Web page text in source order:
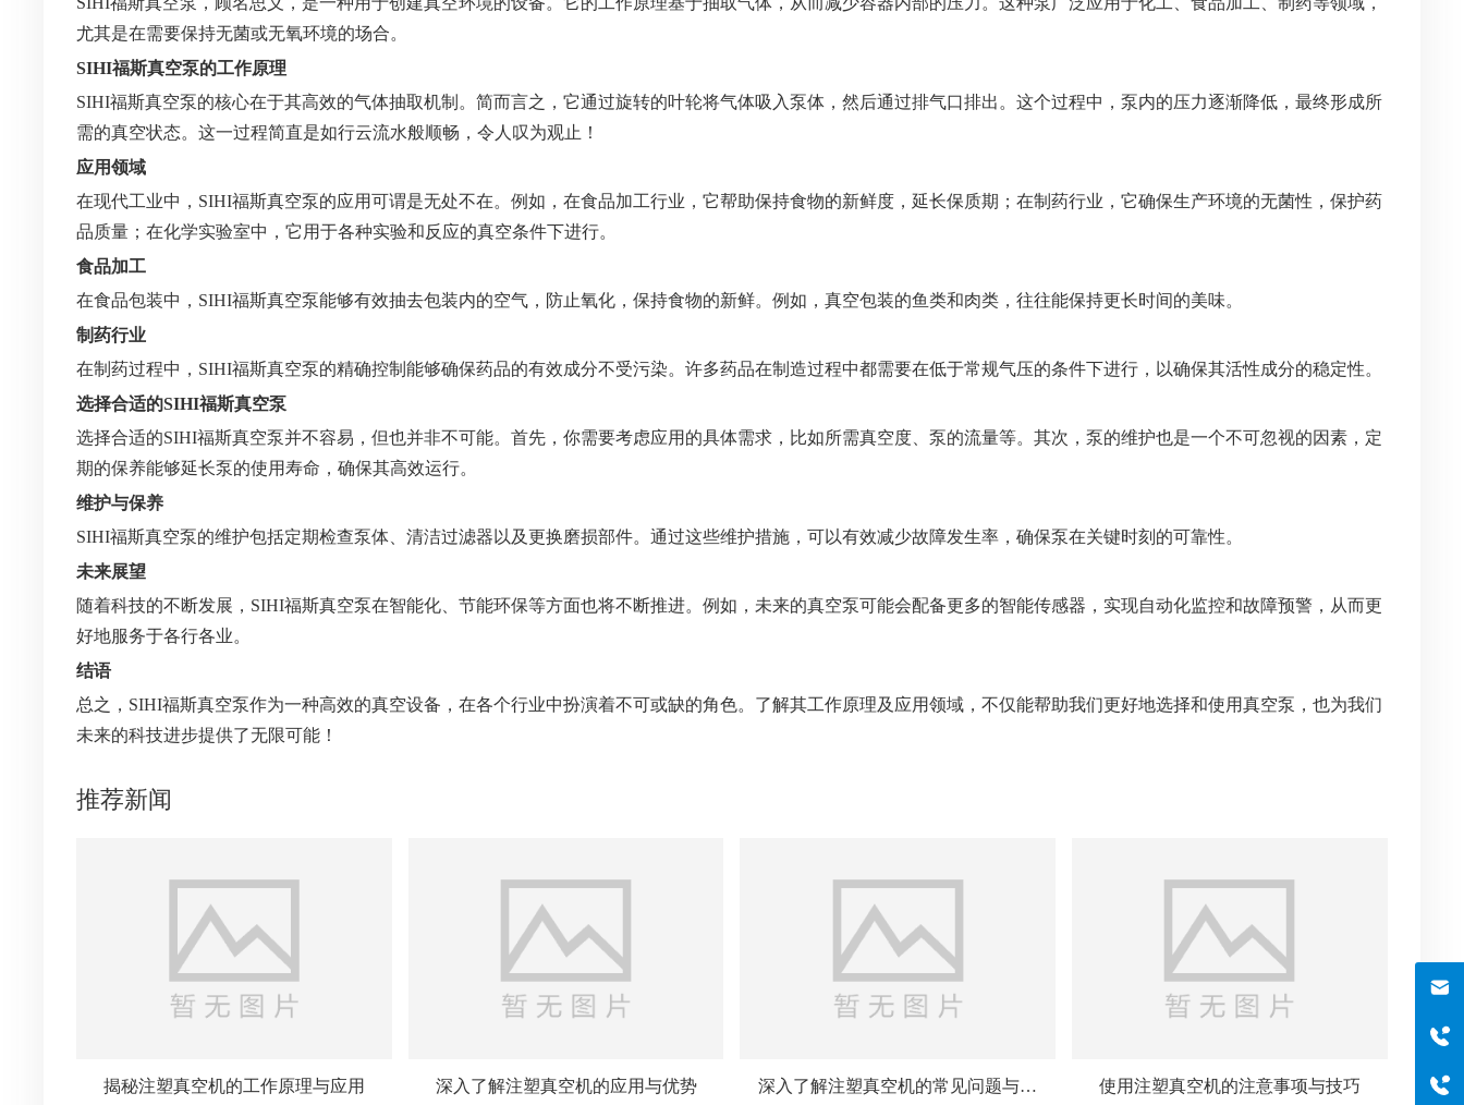
尤其是在需要保持无菌或无氧环境的场合。
SIHI福斯真空泵的工作原理
SIHI福斯真空泵的核心在于其高效的气体抽取机制。简而言之，它通过旋转的叶轮将气体吸入泵体，然后通过排气口排出。这个过程中，泵内的压力逐渐降低，最终形成所
需的真空状态。这一过程简直是如行云流水般顺畅，令人叹为观止！
应用领域
在现代工业中，SIHI福斯真空泵的应用可谓是无处不在。例如，在食品加工行业，它帮助保持食物的新鲜度，延长保质期；在制药行业，它确保生产环境的无菌性，保护药
品质量；在化学实验室中，它用于各种实验和反应的真空条件下进行。
食品加工
在食品包装中，SIHI福斯真空泵能够有效抽去包装内的空气，防止氧化，保持食物的新鲜。例如，真空包装的鱼类和肉类，往往能保持更长时间的美味。
制药行业
在制药过程中，SIHI福斯真空泵的精确控制能够确保药品的有效成分不受污染。许多药品在制造过程中都需要在低于常规气压的条件下进行，以确保其活性成分的稳定性。
选择合适的SIHI福斯真空泵
选择合适的SIHI福斯真空泵并不容易，但也并非不可能。首先，你需要考虑应用的具体需求，比如所需真空度、泵的流量等。其次，泵的维护也是一个不可忽视的因素，定
期的保养能够延长泵的使用寿命，确保其高效运行。
维护与保养
SIHI福斯真空泵的维护包括定期检查泵体、清洁过滤器以及更换磨损部件。通过这些维护措施，可以有效减少故障发生率，确保泵在关键时刻的可靠性。
未来展望
随着科技的不断发展，SIHI福斯真空泵在智能化、节能环保等方面也将不断推进。例如，未来的真空泵可能会配备更多的智能传感器，实现自动化监控和故障预警，从而更
好地服务于各行各业。
结语
总之，SIHI福斯真空泵作为一种高效的真空设备，在各个行业中扮演着不可或缺的角色。了解其工作原理及应用领域，不仅能帮助我们更好地选择和使用真空泵，也为我们
未来的科技进步提供了无限可能！
推荐新闻
揭秘注塑真空机的工作原理与应用 深入了解注塑真空机的应用与优势
深入了解注塑真空机的常见问题与解
使用注塑真空机的注意事项与技巧
邮箱
18565644125
电话